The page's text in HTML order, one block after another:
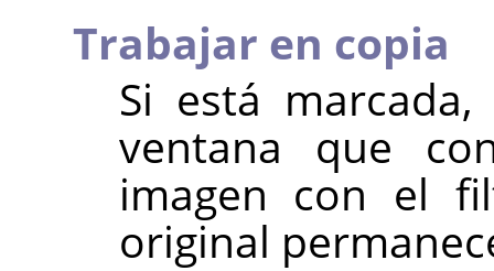
Trabajar en copia
Si está
ventana que
imagen con el
original